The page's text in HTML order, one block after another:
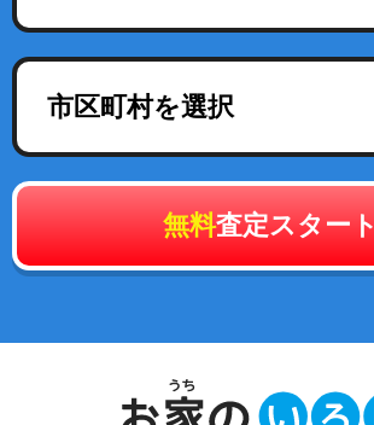
市区町村を選択
無料査定スター